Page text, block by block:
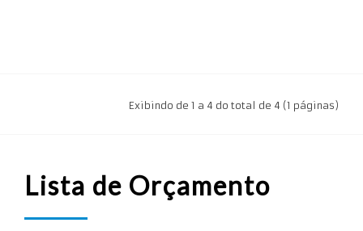
Exibindo de 1 a 4 do total de 4 (1 páginas)
Lista de Orçamento